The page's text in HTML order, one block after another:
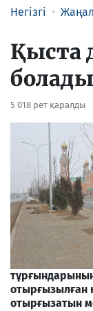
Негізгі
Қыста
болады
5 018 рет қаралды
отырғызылған
отырғызатын